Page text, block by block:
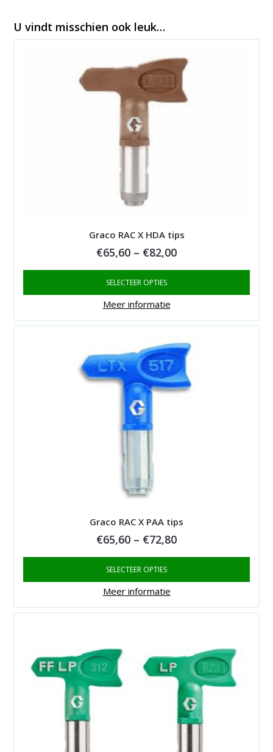
U vindt misschien ook leuk…
Graco RAC X HDA tips
€65,60 – €82,00Price
range:
€82,00
SELECTEER OPTIES
Meer informatie
Graco RAC X PAA tips
€65,60 – €72,80Price
range:
€72,80
SELECTEER OPTIES
Meer informatie